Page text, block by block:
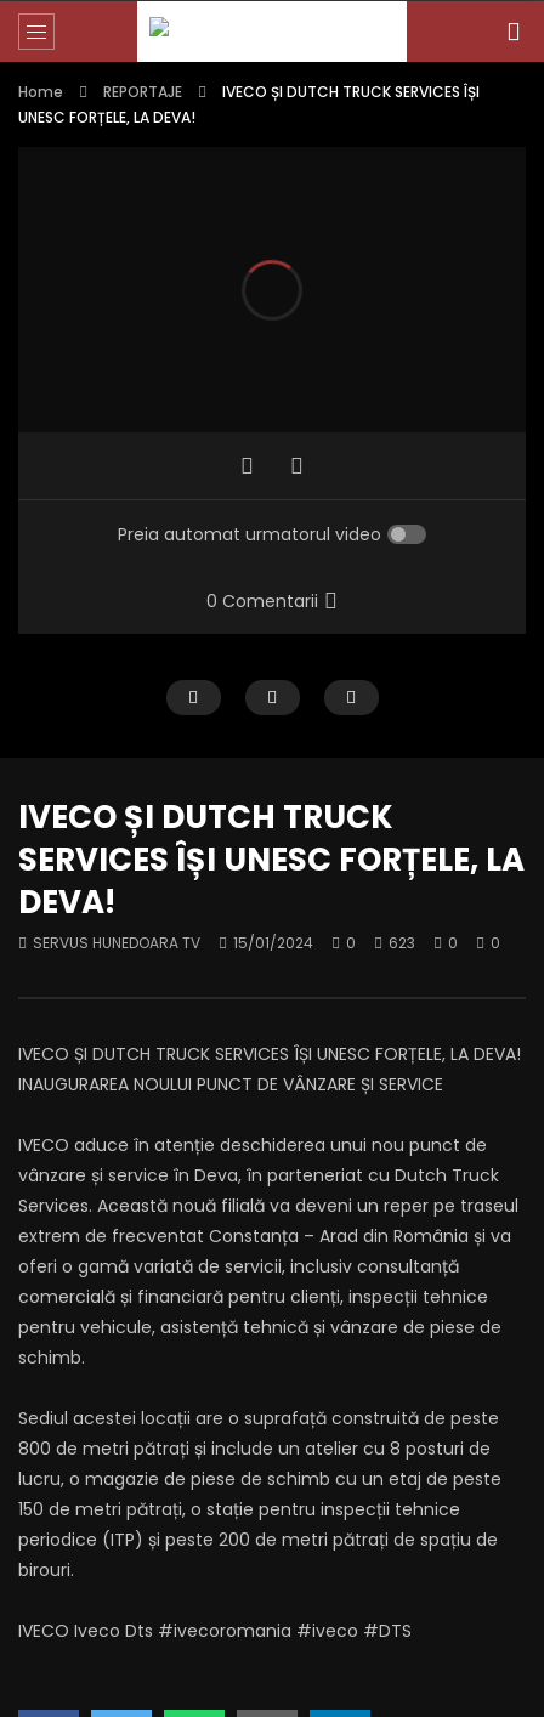
Home REPORTAJE
IVECO ȘI DUTCH TRUCK SERVICES ÎȘI
UNESC FORȚELE, LA DEVA!
Preia automat urmatorul video
0 Comentarii
demnității naționale
0
614 0 0
COMUNA ȘOIMUȘ
0
359 0 0
IVECO ȘI DUTCH TRUCK
SERVICES ÎȘI UNESC FORȚELE, LA
DEVA!
SERVUS HUNEDOARA TV 15/01/2024 0 623 0 0
IVECO ȘI DUTCH TRUCK SERVICES ÎȘI UNESC FORȚELE, LA DEVA!
INAUGURAREA NOULUI PUNCT DE VÂNZARE ȘI SERVICE
IVECO aduce în atenție deschiderea unui nou punct de
vânzare și service în Deva, în parteneriat cu Dutch Truck
Services. Această nouă filială va deveni un reper pe traseul
extrem de frecventat Constanța – Arad din România și va
oferi o gamă variată de servicii, inclusiv consultanță
comercială și financiară pentru clienți, inspecții tehnice
pentru vehicule, asistență tehnică și vânzare de piese de
schimb.
Sediul acestei locații are o suprafață construită de peste
800 de metri pătrați și include un atelier cu 8 posturi de
lucru, o magazie de piese de schimb cu un etaj de peste
150 de metri pătrați, o stație pentru inspecții tehnice
periodice (ITP) și peste 200 de metri pătrați de spațiu de
birouri.
IVECO Iveco Dts #ivecoromania #iveco #DTS